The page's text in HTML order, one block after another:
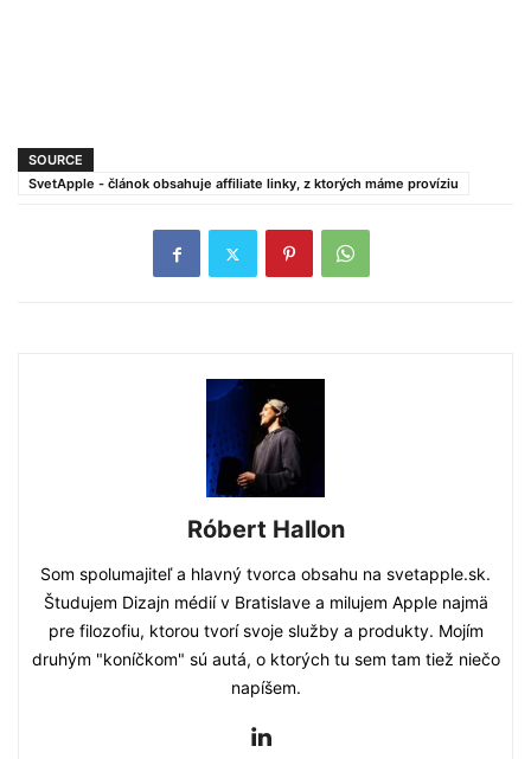
SOURCE
SvetApple - článok obsahuje affiliate linky, z ktorých máme províziu
Róbert Hallon
Som spolumajiteľ a hlavný tvorca obsahu na svetapple.sk.
Študujem Dizajn médií v Bratislave a milujem Apple najmä
pre filozofiu, ktorou tvorí svoje služby a produkty. Mojím
druhým "koníčkom" sú autá, o ktorých tu sem tam tiež niečo
napíšem.